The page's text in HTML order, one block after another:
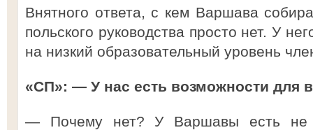
Внятного ответа, с кем Варшава
польского руководства просто нет. У
на низкий образовательный уровень
«СП»: — У нас есть возможности для
— Почему нет? У Варшавы есть не